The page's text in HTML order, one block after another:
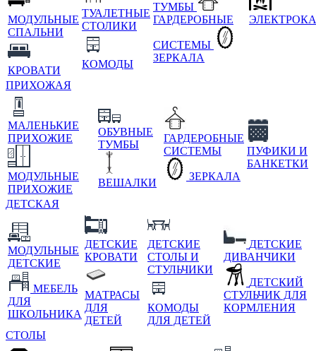
МОДУЛЬНЫЕ
СПАЛЬНИ
КРОВАТИ
ТУАЛЕТНЫЕ
СТОЛИКИ
КОМОДЫ
ТУМБЫ
ГАРДЕРОБНЫЕ
СИСТЕМЫ
ЗЕРКАЛА
ПРИХОЖАЯ
МАЛЕНЬКИЕ
ПРИХОЖИЕ
МОДУЛЬНЫЕ
ПРИХОЖИЕ
ОБУВНЫЕ
ТУМБЫ
ВЕШАЛКИ
ГАРДЕРОБНЫЕ
СИСТЕМЫ
ЗЕРКАЛА
ПУФИКИ И
БАНКЕТКИ
ДЕТСКАЯ
МОДУЛЬНЫЕ
ДЕТСКИЕ
МЕБЕЛЬ
ДЛЯ
ШКОЛЬНИКА
ДЕТСКИЕ
КРОВАТИ
МАТРАСЫ
ДЛЯ
ДЕТЕЙ
ДЕТСКИЕ
СТОЛЫ И
СТУЛЬЧИКИ
КОМОДЫ
ДЛЯ ДЕТЕЙ
ДЕТСКИЕ
ДИВАНЧИКИ
ДЕТСКИЙ
СТУЛЬЧИК ДЛЯ
КОРМЛЕНИЯ
СТОЛЫ